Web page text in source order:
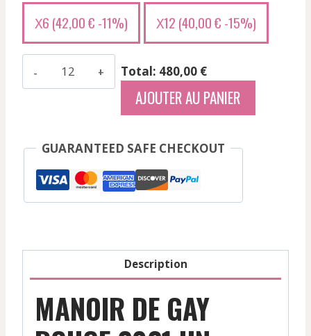
X6 (42,00€ -11%) X12 (40,00€ -15%)
Pomerol
2021
Total: 480,00 €
AJOUTER AU PANIER
GUARANTEED SAFE CHECKOUT
Description
MANOIR DE GAY